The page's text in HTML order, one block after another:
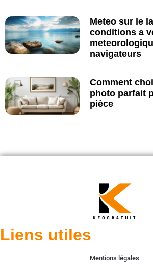
Meteo sur le
conditions a
navigateurs
Comment
photo parfait
pièce
Liens utiles
Mentions légales